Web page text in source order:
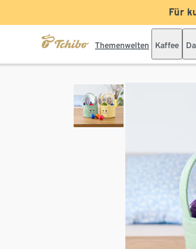
Für
Themenwelten Kaffee